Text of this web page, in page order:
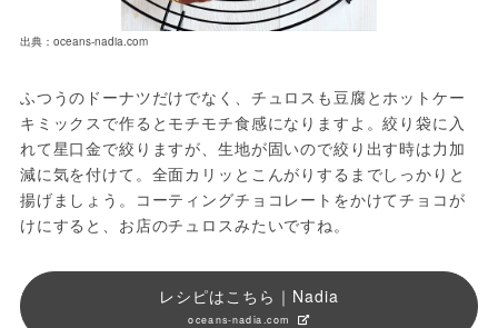
出典：oceans-nadia.com
ふつうのドーナツだけでなく、チュロスも豆腐とホットケー
キミックスで作るとモチモチ食感になりますよ。絞り袋に入
れて星口金で絞りますが、生地が固いので絞り出す時は力加
減に気を付けて。全面カリッとこんがりするまでしっかりと
揚げましょう。コーティングチョコレートをかけてチョコが
けにすると、お店のチュロスみたいですね。
レシピはこちら｜Nadia
oceans-nadia.com